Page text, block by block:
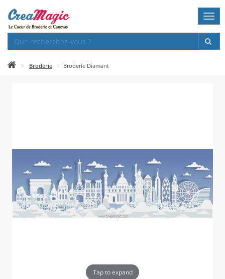
Broderie Broderie Diamant
Tap to expand